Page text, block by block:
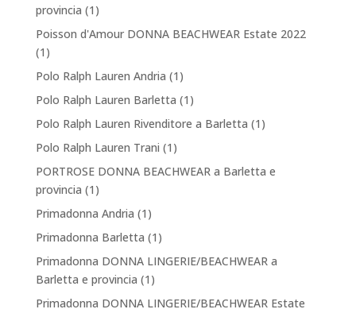
provincia (1)
Poisson d'Amour DONNA BEACHWEAR Estate 2022
(1)
Polo Ralph Lauren Andria (1)
Polo Ralph Lauren Barletta (1)
Polo Ralph Lauren Rivenditore a Barletta (1)
Polo Ralph Lauren Trani (1)
PORTROSE DONNA BEACHWEAR a Barletta e
provincia (1)
Primadonna Andria (1)
Primadonna Barletta (1)
Primadonna DONNA LINGERIE/BEACHWEAR a
Barletta e provincia (1)
Primadonna DONNA LINGERIE/BEACHWEAR Estate